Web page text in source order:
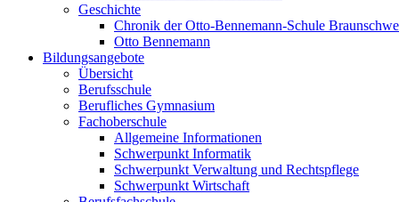
Geschichte
Chronik der Otto-Bennemann-Schule
Otto Bennemann
Bildungsangebote
Übersicht
Berufsschule
Berufliches Gymnasium
Fachoberschule
Allgemeine Informationen
Schwerpunkt Informatik
Schwerpunkt Verwaltung und Rechtspflege
Schwerpunkt Wirtschaft